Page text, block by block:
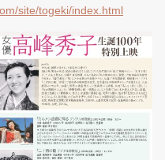
site/togeki/index.html